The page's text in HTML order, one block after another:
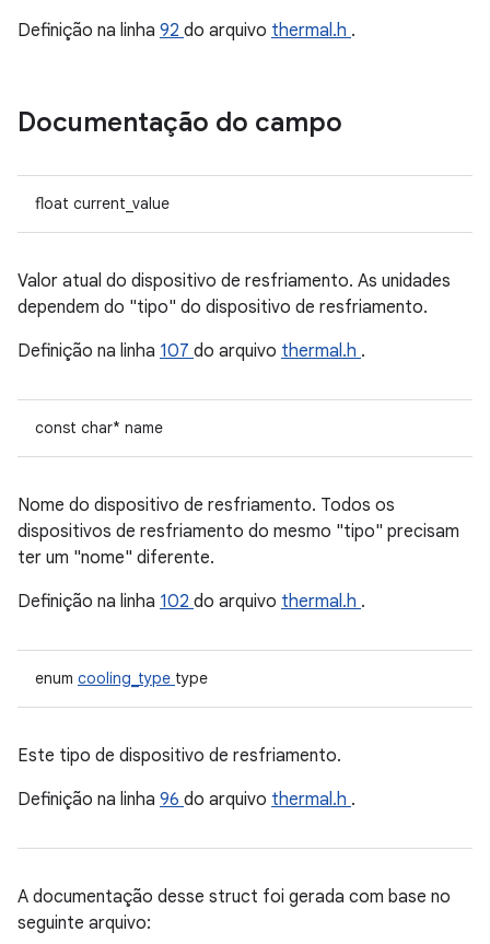
Definição na linha 92 do arquivo thermal.h .
Documentação do campo
float current_value
Valor atual do dispositivo de resfriamento. As unidades
dependem do "tipo" do dispositivo de resfriamento.
Definição na linha 107 do arquivo thermal.h .
const char* name
Nome do dispositivo de resfriamento. Todos os
dispositivos de resfriamento do mesmo "tipo" precisam
ter um "nome" diferente.
Definição na linha 102 do arquivo thermal.h .
enum cooling_type type
Este tipo de dispositivo de resfriamento.
Definição na linha 96 do arquivo thermal.h .
A documentação desse struct foi gerada com base no
seguinte arquivo: